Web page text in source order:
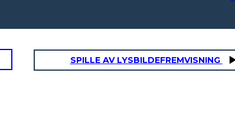
SPILLE AV LYSBILDEFREMVISNING